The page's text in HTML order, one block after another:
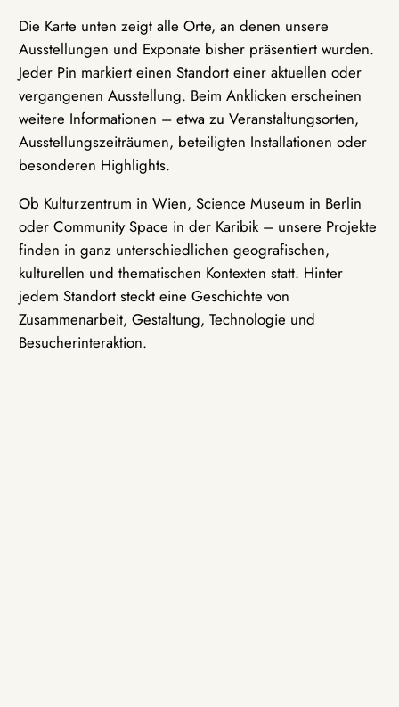
Die Karte unten zeigt alle Orte, an denen unsere
Ausstellungen und Exponate bisher präsentiert wurden.
Jeder Pin markiert einen Standort einer aktuellen oder
vergangenen Ausstellung. Beim Anklicken erscheinen
weitere Informationen – etwa zu Veranstaltungsorten,
Ausstellungszeiträumen, beteiligten Installationen oder
besonderen Highlights.
Ob Kulturzentrum in Wien, Science Museum in Berlin
oder Community Space in der Karibik – unsere Projekte
finden in ganz unterschiedlichen geografischen,
kulturellen und thematischen Kontexten statt. Hinter
jedem Standort steckt eine Geschichte von
Zusammenarbeit, Gestaltung, Technologie und
Besucherinteraktion.